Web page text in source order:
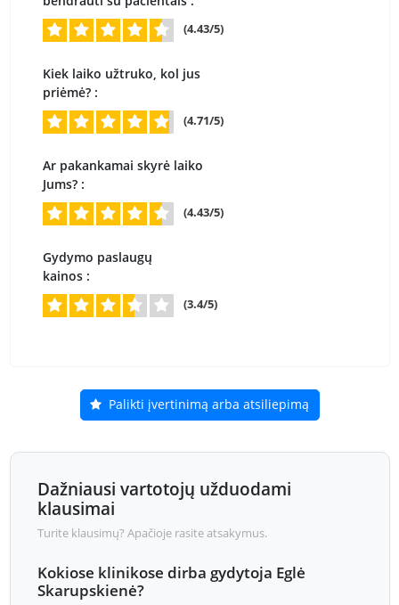
(4.43/5)
Kiek laiko užtruko, kol jus
priėmė? :
(4.71/5)
Ar pakankamai skyrė laiko
Jums? :
(4.43/5)
Gydymo paslaugų
kainos :
(3.4/5)
Palikti įvertinimą arba atsiliepimą
Dažniausi vartotojų užduodami
klausimai
Turite klausimų? Apačioje rasite atsakymus.
Kokiose klinikose dirba gydytoja Eglė
Skarupskienė?